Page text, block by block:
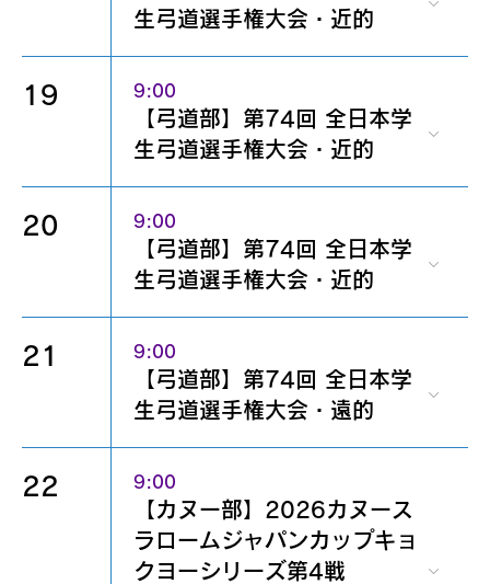
生弓道選手権大会・近的
19 9:00
【弓道部】第74回 全日本学
生弓道選手権大会・近的
20 9:00
【弓道部】第74回 全日本学
生弓道選手権大会・近的
21 9:00
【弓道部】第74回 全日本学
生弓道選手権大会・遠的
22 9:00
【カヌー部】2026カヌース
ラロームジャパンカップキョ
クヨーシリーズ第4戦